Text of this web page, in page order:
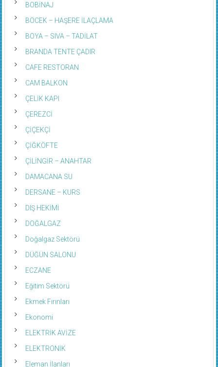
BOBİNAJ
BÖCEK – HAŞERE İLAÇLAMA
BOYA – SIVA – TADİLAT
BRANDA TENTE ÇADIR
CAFE RESTORAN
CAM BALKON
ÇELİK KAPI
ÇEREZCİ
ÇİÇEKÇİ
ÇİĞKÖFTE
ÇİLİNGİR – ANAHTAR
DAMACANA SU
DERSANE – KURS
DIŞ HEKİMİ
DOĞALGAZ
Doğalgaz Sektörü
DÜĞÜN SALONU
ECZANE
Eğitim Sektörü
Ekmek Fırınları
Ekonomi
ELEKTRİK AVİZE
ELEKTRONİK
Eleman İlanları